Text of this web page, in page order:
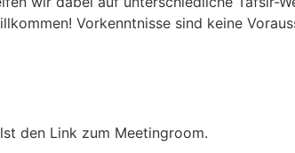
Vorkenntnisse sind keine
den Link zum Meetingroom.